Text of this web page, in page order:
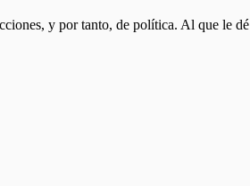
y por tanto, de política. Al que le dé